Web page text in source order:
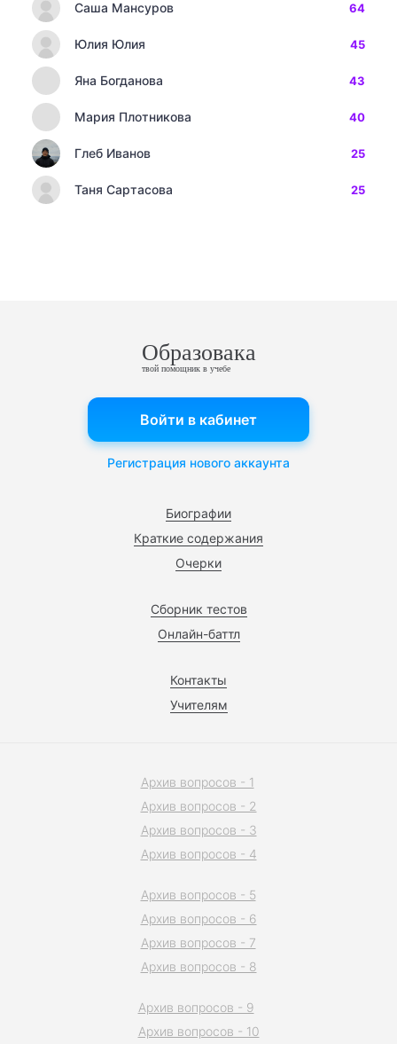
Саша Мансуров 64
Юлия Юлия 45
Яна Богданова 43
Мария Плотникова 40
Глеб Иванов 25
Таня Сартасова 25
Образовака
твой помощник в учебе
Биографии
Краткие содержания
Очерки
Сборник тестов
Онлайн-баттл
Контакты
Учителям
Войти в кабинет
Регистрация нового аккаунта
Архив вопросов - 1
Архив вопросов - 2
Архив вопросов - 3
Архив вопросов - 4
Архив вопросов - 5
Архив вопросов - 6
Архив вопросов - 7
Архив вопросов - 8
Архив вопросов - 9
Архив вопросов - 10